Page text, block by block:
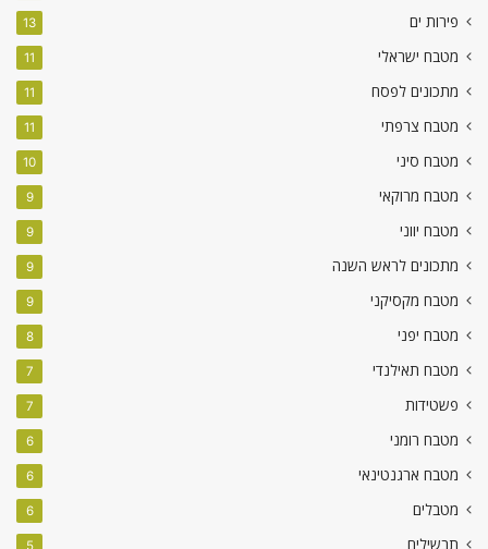
פירות ים 13
מטבח ישראלי 11
מתכונים לפסח 11
מטבח צרפתי 11
מטבח סיני 10
מטבח מרוקאי 9
מטבח יווני 9
מתכונים לראש השנה 9
מטבח מקסיקני 9
מטבח יפני 8
מטבח תאילנדי 7
פשטידות 7
מטבח רומני 6
מטבח ארגנטינאי 6
מטבלים 6
תבשילים 5